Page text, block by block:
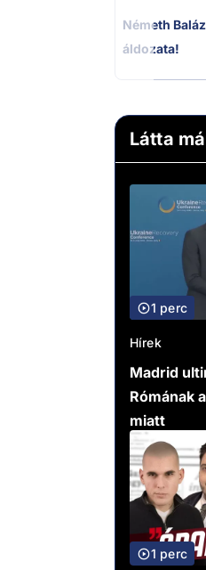
Németh
áldozata!
Látta
1 perc
Hírek
Madrid
Rómának
miatt
1 perc